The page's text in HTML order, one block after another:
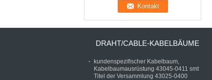
DRAHT/CABLE-KABELBÄUME
kundenspezifischer Kabelbaum,
Kabelbaumausrüstung 43045-0411 smt
Titel der Versammlung 43025-0400